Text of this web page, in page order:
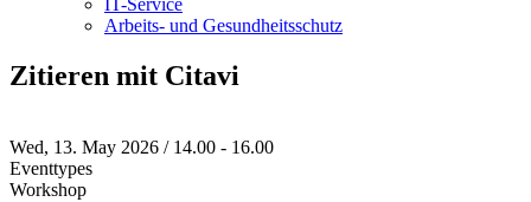
IT-Service
Arbeits- und Gesundheitsschutz
Zitieren mit Citavi
Wed, 13. May 2026 / 14.00 - 16.00
Eventtypes
Workshop